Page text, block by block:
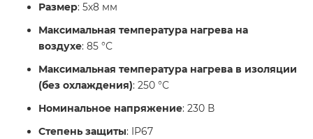
Размер: 5х8 мм
Максимальная температура нагрева на
воздухе: 85 °С
Максимальная температура нагрева в изоляции
(без охлаждения): 250 °С
Номинальное напряжение: 230 В
Степень защиты: IP67